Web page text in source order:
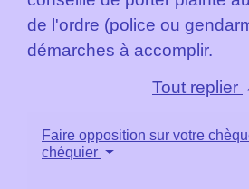
de l'ordre (police ou
démarches à accomplir.
Tout replier
Faire opposition sur votre
chéquier